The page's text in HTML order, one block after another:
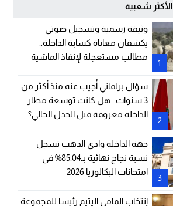
الأكثر شعبية
1
وثيقة رسمية وتسجيل صوتي
يكشفان معاناة كسابة الداخلة..
مطالب مستعجلة لإنقاذ الماشية
2
سؤال برلماني أُجيب عنه منذ أكثر من
3 سنوات.. هل كانت توسعة مطار
الداخلة معروفة قبل الجدل الحالي؟
3
جهة الداخلة وادي الذهب تسجل
نسبة نجاح نهائية بـ85.04% في
امتحانات البكالوريا 2026
إنتخاب المامي اليتيم رئيسا للمجموعة